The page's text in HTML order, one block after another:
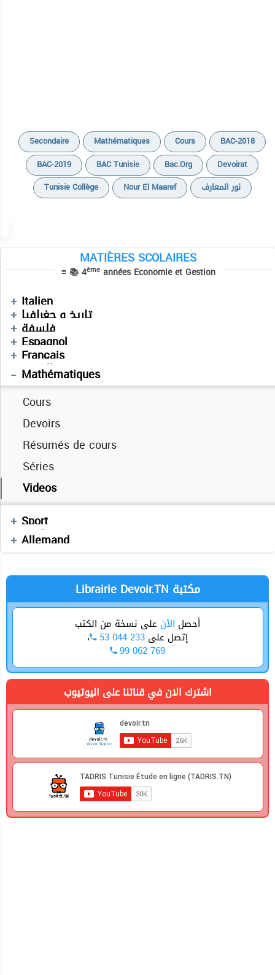
Secondaire Mathématiques Cours
BAC-2018
BAC-2019
BAC Tunisie Bac.org
Devoirat
Tunisie Collège
Nour El Maaref نور المعارف
MATIÈRES SCOLAIRES
≡ 📚 4èmeannées Economie et Gestion
Italien
Devoirs
تاريخ و جغرافيا
دروس
فلسفة
Devoirs
Espagnol
Cours
Français
Devoirs
Informatique
Cours
Devoirs
Sujets BAC PRATIQUE
العربية
Cours
Devoirs
Mathématiques
Cours
Devoirs
Résumés de cours
Séries
Videos
Géstion
Cours
Devoirs
Sport
Enchainement
Anglais
Cours
Devoirs
Allemand
Devoirs
Economie
Cours
Devoirs
Séries
Librairie Devoir.TN مكتبة
أحصل الأن على نسخة من الكتب
إتصل على 53 044 233 ،
99 062 769
اشترك الان في قناتنا على اليوتيوب